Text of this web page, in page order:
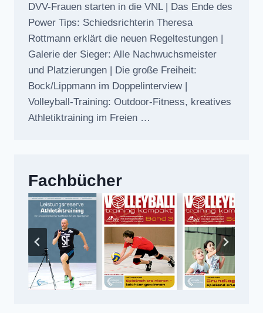
DVV-Frauen starten in die VNL | Das Ende des
Power Tips: Schiedsrichterin Theresa
Rottmann erklärt die neuen Regeltestungen |
Galerie der Sieger: Alle Nachwuchsmeister
und Platzierungen | Die große Freiheit:
Bock/Lippmann im Doppelinterview |
Volleyball-Training: Outdoor-Fitness, kreatives
Athletiktraining im Freien …
Fachbücher